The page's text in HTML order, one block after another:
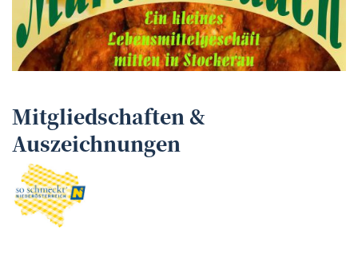
Mitgliedschaften &
Auszeichnungen